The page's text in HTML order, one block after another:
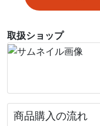
取扱ショップ
商品購入の流れ